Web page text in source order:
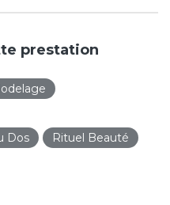
prestation
Dos
Rituel Beauté